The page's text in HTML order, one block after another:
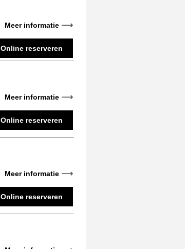
Meer informatie ⟶
Online reserveren
Meer informatie ⟶
Online reserveren
Meer informatie ⟶
Online reserveren